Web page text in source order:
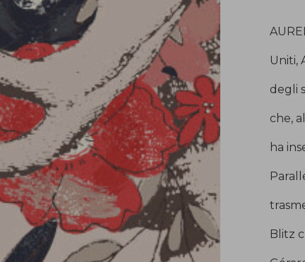
Uniti,
degli
che,
ha
Blitz